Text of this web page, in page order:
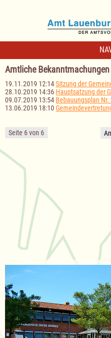
Amtliche Bekanntmachungen
19.11.2019 12:14Sitzung der
28.10.2019 14:36 Hauptsatzung der
09.07.2019 13:54 Bebauungsplan
13.06.2019 18:10
Seite 6 von 6